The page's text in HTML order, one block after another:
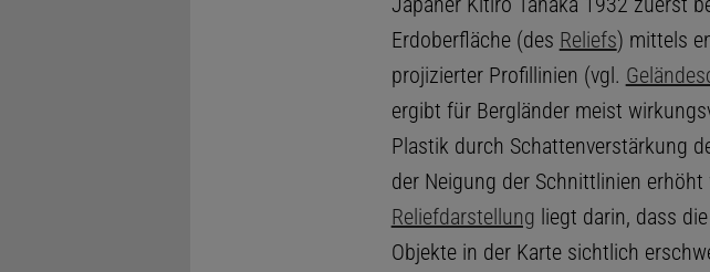
Erdoberfläche (des Reliefs) mittels
projizierter Profillinien (vgl.
ergibt für Bergländer meist
Plastik durch Schattenverstärkung
der Neigung der Schnittlinien
Reliefdarstellung liegt darin, dass
Objekte in der Karte sichtlich